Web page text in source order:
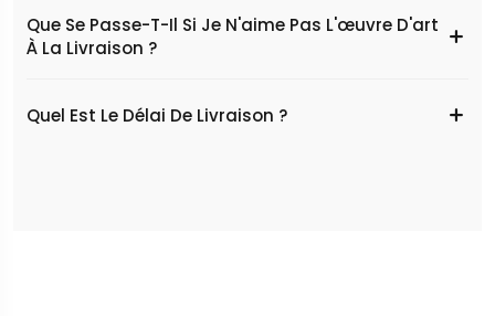
Que Se Passe-T-Il Si Je N'aime Pas L'œuvre D'art
À La Livraison ?
Quel Est Le Délai De Livraison ?